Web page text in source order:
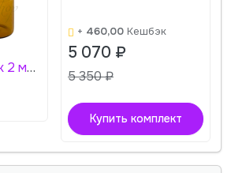
Флакон пробник 2 мл для эфирных масел с заглушкой и клапаном, темное стекло
+ 460,00 Кешбэк
5 070 ₽
5 350₽
Купить комплект